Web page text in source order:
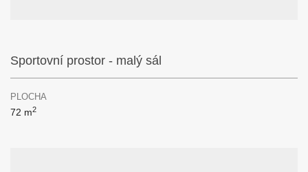
Sportovní prostor - malý sál
PLOCHA
72 m2